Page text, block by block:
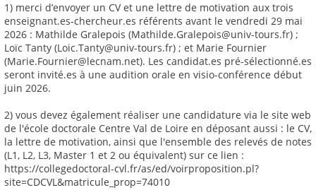
1) merci d’envoyer un CV et une lettre de motivation aux trois
enseignant.es-chercheur.es référents avant le vendredi 29 mai
2026 : Mathilde Gralepois (Mathilde.Gralepois@univ-tours.fr) ;
Loïc Tanty (Loic.Tanty@univ-tours.fr) ; et Marie Fournier
(Marie.Fournier@lecnam.net). Les candidat.es pré-sélectionné.es
seront invité.es à une audition orale en visio-conférence début
juin 2026.
2) vous devez également réaliser une candidature via le site web
de l'école doctorale Centre Val de Loire en déposant aussi : le CV,
la lettre de motivation, ainsi que l'ensemble des relevés de notes
(L1, L2, L3, Master 1 et 2 ou équivalent) sur ce lien :
https://collegedoctoral-cvl.fr/as/ed/voirproposition.pl?
site=CDCVL&matricule_prop=74010